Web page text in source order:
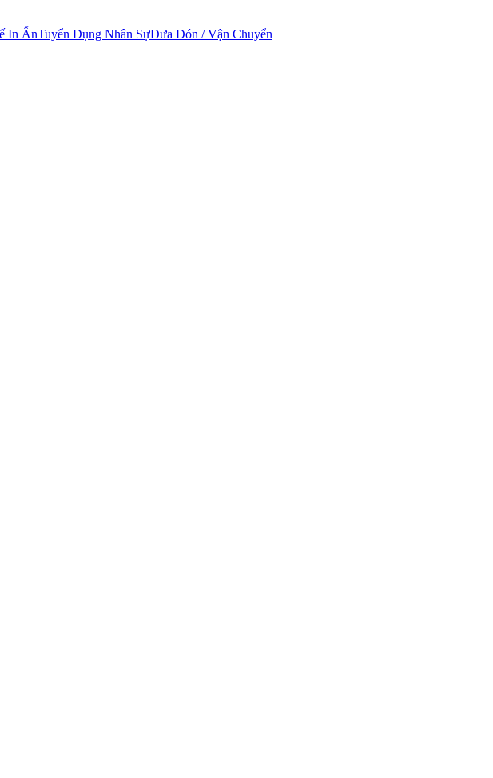
In ẤnTuyển Dụng Nhân SựĐưa Đón / Vận Chuyển